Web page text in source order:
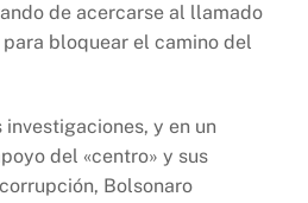
de acercarse al llamado
bloquear el camino del
y en un
del «centro» y sus
Bolsonaro